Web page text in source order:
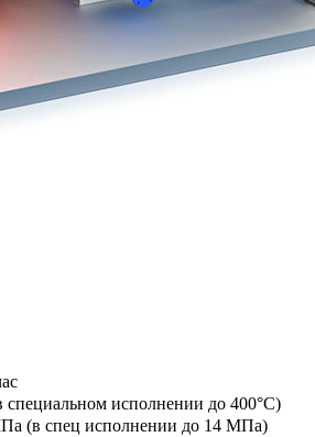
специальном исполнении до 400°C)
(в спец исполнении до 14 МПа)